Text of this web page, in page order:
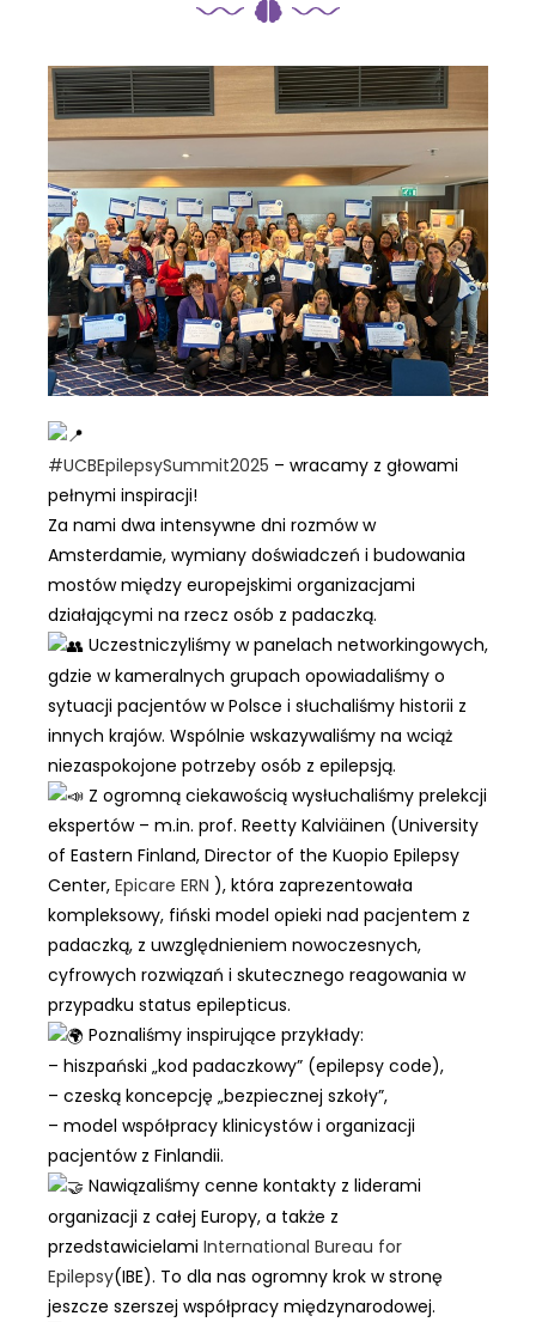
#UCBEpilepsySummit2025 – wracamy z głowami
pełnymi inspiracji!
Za nami dwa intensywne dni rozmów w
Amsterdamie, wymiany doświadczeń i budowania
mostów między europejskimi organizacjami
działającymi na rzecz osób z padaczką.
Uczestniczyliśmy w panelach networkingowych,
gdzie w kameralnych grupach opowiadaliśmy o
sytuacji pacjentów w Polsce i słuchaliśmy historii z
innych krajów. Wspólnie wskazywaliśmy na wciąż
niezaspokojone potrzeby osób z epilepsją.
Z ogromną ciekawością wysłuchaliśmy prelekcji
ekspertów – m.in. prof. Reetty Kalviäinen (University
of Eastern Finland, Director of the Kuopio Epilepsy
Center, Epicare ERN ), która zaprezentowała
kompleksowy, fiński model opieki nad pacjentem z
padaczką, z uwzględnieniem nowoczesnych,
cyfrowych rozwiązań i skutecznego reagowania w
przypadku status epilepticus.
Poznaliśmy inspirujące przykłady:
– hiszpański „kod padaczkowy” (epilepsy code),
– czeską koncepcję „bezpiecznej szkoły”,
– model współpracy klinicystów i organizacji
pacjentów z Finlandii.
Nawiązaliśmy cenne kontakty z liderami
organizacji z całej Europy, a także z
przedstawicielami International Bureau for
Epilepsy(IBE). To dla nas ogromny krok w stronę
jeszcze szerszej współpracy międzynarodowej.